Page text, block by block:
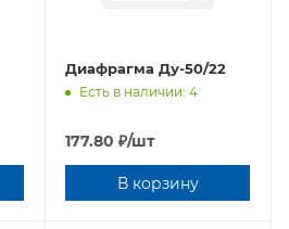
Диафрагма Ду-50/22
Есть в наличии: 4
177.80 ₽/шт
В корзину